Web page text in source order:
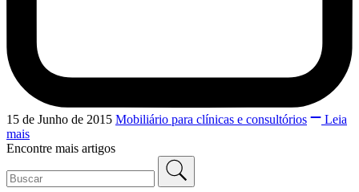
15 de Junho de 2015 Mobiliário para clínicas e consultórios
Leia
mais
Encontre mais artigos